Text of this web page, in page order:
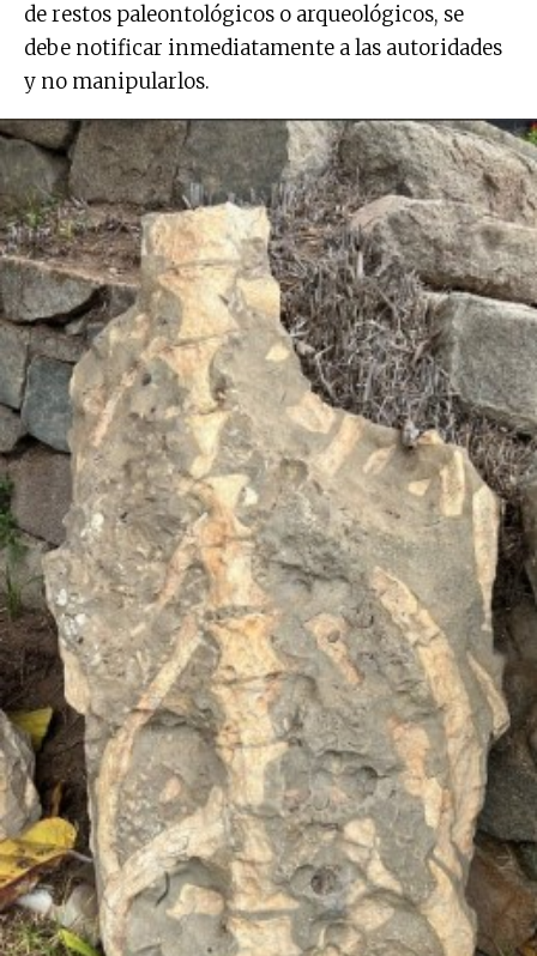
de restos paleontológicos o arqueológicos, se
debe notificar inmediatamente a las autoridades
y no manipularlos.